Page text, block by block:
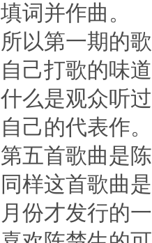
填词并作曲。
所以第一期的
自己打歌的味
什么是观众听
自己的代表作。
第五首歌曲是
同样这首歌曲
月份才发行的